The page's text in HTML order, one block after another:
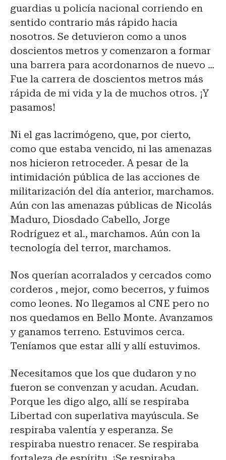
guardias u policía nacional corriendo en
sentido contrario más rápido hacia
nosotros. Se detuvieron como a unos
doscientos metros y comenzaron a formar
una barrera para acordonarnos de nuevo …
Fue la carrera de doscientos metros más
rápida de mi vida y la de muchos otros. ¡Y
pasamos!
Ni el gas lacrimógeno, que, por cierto,
como que estaba vencido, ni las amenazas
nos hicieron retroceder. A pesar de la
intimidación pública de las acciones de
militarización del día anterior, marchamos.
Aún con las amenazas públicas de Nicolás
Maduro, Diosdado Cabello, Jorge
Rodríguez et al., marchamos. Aún con la
tecnología del terror, marchamos.
Nos querían acorralados y cercados como
corderos , mejor, como becerros, y fuimos
como leones. No llegamos al CNE pero no
nos quedamos en Bello Monte. Avanzamos
y ganamos terreno. Estuvimos cerca.
Teníamos que estar allí y allí estuvimos.
Necesitamos que los que dudaron y no
fueron se convenzan y acudan. Acudan.
Porque les digo algo, allí se respiraba
Libertad con superlativa mayúscula. Se
respiraba valentía y esperanza. Se
respiraba nuestro renacer. Se respiraba